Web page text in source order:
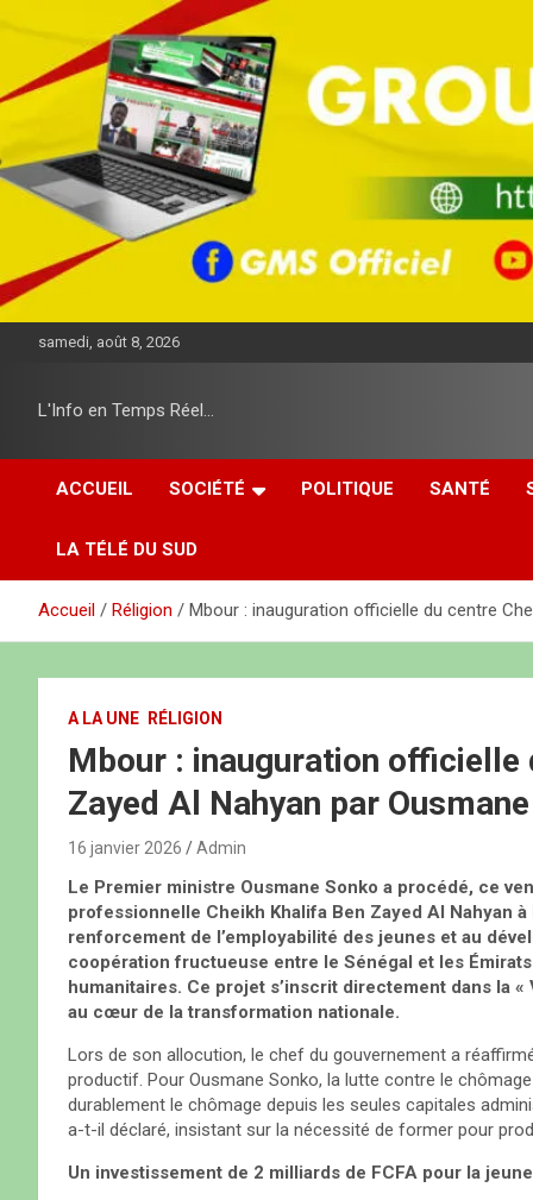
e
u
c
e
n
samedi, août 8, 2026
L'Info en Temps Réel…
ACCUEIL SOCIÉTÉ POLITIQUE SANTÉ
LA TÉLÉ DU SUD
Accueil Réligion Mbour : inauguration officielle du centre
A LA UNE RÉLIGION
Mbour : inauguration officielle
Zayed Al Nahyan par
16 janvier 2026 Admin
Le Premier ministre Ousmane Sonko a procédé, ce
professionnelle Cheikh Khalifa Ben Zayed Al Nahyan
renforcement de l’employabilité des jeunes et au
coopération fructueuse entre le Sénégal et les
humanitaires. Ce projet s’inscrit directement dans la
au cœur de la transformation nationale.
Lors de son allocution, le chef du gouvernement a
productif. Pour Ousmane Sonko, la lutte contre le
durablement le chômage depuis les seules capitales
a-t-il déclaré, insistant sur la nécessité de former pour
Un investissement de 2 milliards de FCFA pour la